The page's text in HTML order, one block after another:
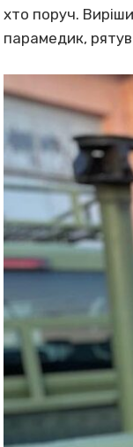
хто поруч.
парамедик,